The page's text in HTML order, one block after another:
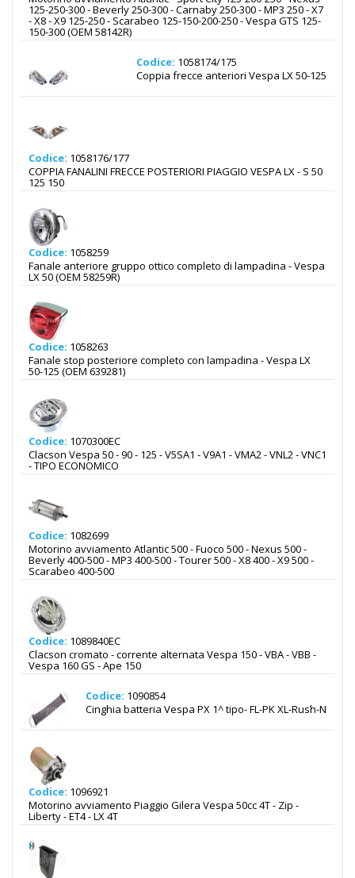
125-250-300 - Beverly 250-300 - Carnaby 250-300 - MP3 250 - X7
- X8 - X9 125-250 - Scarabeo 125-150-200-250 - Vespa GTS 125-
150-300 (OEM 58142R)
Codice: 1058174/175
Coppia frecce anteriori Vespa LX 50-125
Codice: 1058176/177
COPPIA FANALINI FRECCE POSTERIORI PIAGGIO VESPA LX - S 50
125 150
Codice: 1058259
Fanale anteriore gruppo ottico completo di lampadina - Vespa
LX 50 (OEM 58259R)
Codice: 1058263
Fanale stop posteriore completo con lampadina - Vespa LX
50-125 (OEM 639281)
Codice: 1070300EC
Clacson Vespa 50 - 90 - 125 - V5SA1 - V9A1 - VMA2 - VNL2 - VNC1
- TIPO ECONOMICO
Codice: 1082699
Motorino avviamento Atlantic 500 - Fuoco 500 - Nexus 500 -
Beverly 400-500 - MP3 400-500 - Tourer 500 - X8 400 - X9 500 -
Scarabeo 400-500
Codice: 1089840EC
Clacson cromato - corrente alternata Vespa 150 - VBA - VBB -
Vespa 160 GS - Ape 150
Codice: 1090854
Cinghia batteria Vespa PX 1^ tipo- FL-PK XL-Rush-N
Codice: 1096921
Motorino avviamento Piaggio Gilera Vespa 50cc 4T - Zip -
Liberty - ET4 - LX 4T